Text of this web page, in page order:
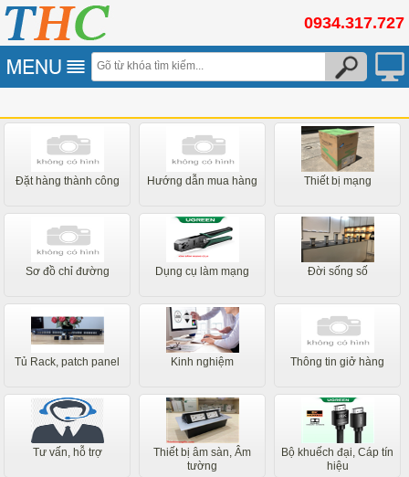
0934.317.727
Đặt hàng thành công Hướng dẫn mua hàng Thiết bị mạng
Sơ đồ chỉ đường Dụng cụ làm mạng Đời sống số
Tủ Rack, patch panel Kinh nghiệm Thông tin giở hàng
Tư vấn, hỗ trợ
Thiết bị âm sàn, Âm
tường
Bộ khuếch đại, Cáp tín
hiệu